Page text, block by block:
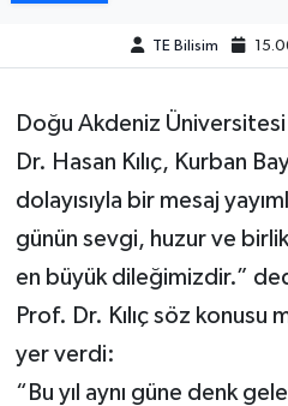
TE Bilisim
Doğu Akdeniz
Dr. Hasan Kılıç, Kurban
dolayısıyla bir mesaj
günün sevgi, huzur ve
en büyük dileğimizdir.”
Prof. Dr. Kılıç söz konusu
yer verdi:
“Bu yıl aynı güne denk